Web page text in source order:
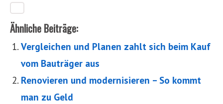
Ähnliche Beiträge:
Vergleichen und Planen zahlt sich beim Kauf
vom Bauträger aus
Renovieren und modernisieren – So kommt
man zu Geld